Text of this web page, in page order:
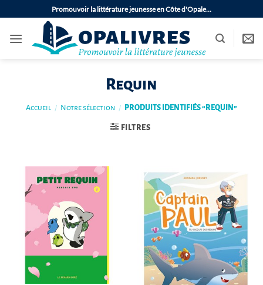
au
contenu
Promouvoir la littérature jeunesse en Côte d'Opale…
Requin
Accueil / Notre sélection / PRODUITS IDENTIFIÉS “REQUIN”
FILTRES